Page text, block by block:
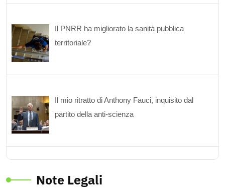
Il PNRR ha migliorato la sanità pubblica
territoriale?
Il mio ritratto di Anthony Fauci, inquisito dal
partito della anti-scienza
Note Legali